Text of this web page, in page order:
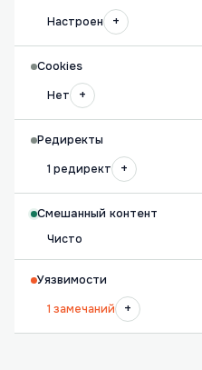
Настроен +
Cookies
Нет
+
Редиректы
1 редирект
+
Смешанный контент
Чисто
Уязвимости
1 замечаний
+